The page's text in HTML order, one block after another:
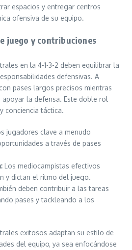
espacios y entregar centros
ofensiva de su equipo.
juego y contribuciones
en la 4-1-3-2 deben equilibrar la
defensivas. A
pases largos precisos mientras
la defensa. Este doble rol
conciencia táctica.
jugadores clave a menudo
a través de pases
Los mediocampistas efectivos
y dictan el ritmo del juego.
deben contribuir a las tareas
pases y tackleando a los
exitosos adaptan su estilo de
del equipo, ya sea enfocándose